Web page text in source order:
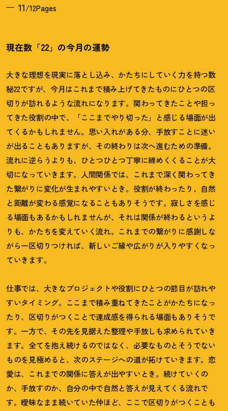
11/12Pages
現在数「22」の今月の運勢
大きな理想を現実に落とし込み、かたちにしていく力を持つ数
秘22ですが、今月はこれまで積み上げてきたものにひとつの区
切りが訪れるような流れになります。関わってきたことや担っ
てきた役割の中で、「ここまでやり切った」と感じる場面が出
てくるかもしれません。思い入れがある分、手放すことに迷い
が出ることもありますが、その終わりは次へ進むための準備。
流れに逆らうよりも、ひとつひとつ丁寧に締めくくることが大
切になっていきます。人間関係では、これまで深く関わってき
た繋がりに変化が生まれやすいとき。役割が終わったり、自然
と距離が変わる感覚になることもありそうです。寂しさを感じ
る場面もあるかもしれませんが、それは関係が終わるというよ
りも、かたちを変えていく流れ。これまでの繋がりに感謝しな
がら一区切りつければ、新しいご縁や広がりが入りやすくなっ
ていきます。
仕事では、大きなプロジェクトや役割にひとつの節目が訪れや
すいタイミング。ここまで積み重ねてきたことがかたちになっ
たり、区切りがつくことで達成感を得られる場面もありそうで
す。一方で、その先を見据えた整理や手放しも求められていき
ます。全てを抱え続けるのではなく、必要なものとそうでない
ものを見極めると、次のステージへの道が拓けていきます。恋
愛は、これまでの関係に答えが出やすいとき。続けていくの
か、手放すのか、自分の中で自然と答えが見えてくる流れで
す。曖昧なまま続いていた仲ほど、ここで区切りがつくことも